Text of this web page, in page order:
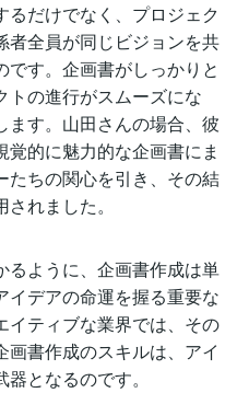
だけでなく、プロジェク
者全員が同じビジョンを共
す。企画書がしっかりと
トの進行がスムーズにな
ます。山田さんの場合、彼
的に魅力的な企画書にま
たちの関心を引き、その結
れました。
るように、企画書作成は単
イデアの命運を握る重要な
イティブな業界では、その
書作成のスキルは、アイ
となるのです。